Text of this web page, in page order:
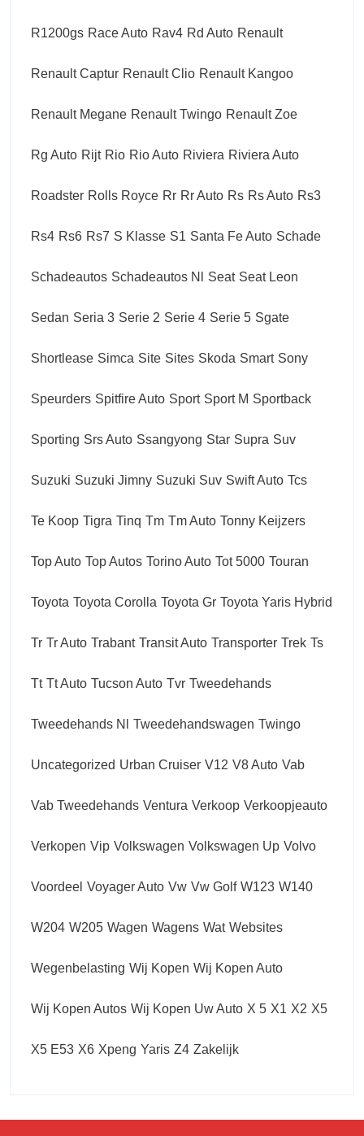
R1200gs Race Auto Rav4 Rd Auto Renault
Renault Captur Renault Clio Renault Kangoo
Renault Megane Renault Twingo Renault Zoe
Rg Auto Rijt Rio Rio Auto Riviera Riviera Auto
Roadster Rolls Royce Rr Rr Auto Rs Rs Auto Rs3
Rs4 Rs6 Rs7 S Klasse S1 Santa Fe Auto Schade
Schadeautos Schadeautos Nl Seat Seat Leon
Sedan Seria 3 Serie 2 Serie 4 Serie 5 Sgate
Shortlease Simca Site Sites Skoda Smart Sony
Speurders Spitfire Auto Sport Sport M Sportback
Sporting Srs Auto Ssangyong Star Supra Suv
Suzuki Suzuki Jimny Suzuki Suv Swift Auto Tcs
Te Koop Tigra Tinq Tm Tm Auto Tonny Keijzers
Top Auto Top Autos Torino Auto Tot 5000 Touran
Toyota Toyota Corolla Toyota Gr Toyota Yaris Hybrid
Tr Tr Auto Trabant Transit Auto Transporter Trek Ts
Tt Tt Auto Tucson Auto Tvr Tweedehands
Tweedehands Nl Tweedehandswagen Twingo
Uncategorized Urban Cruiser V12 V8 Auto Vab
Vab Tweedehands Ventura Verkoop Verkoopjeauto
Verkopen Vip Volkswagen Volkswagen Up Volvo
Voordeel Voyager Auto Vw Vw Golf W123 W140
W204 W205 Wagen Wagens Wat Websites
Wegenbelasting Wij Kopen Wij Kopen Auto
Wij Kopen Autos Wij Kopen Uw Auto X 5 X1 X2 X5
X5 E53 X6 Xpeng Yaris Z4 Zakelijk